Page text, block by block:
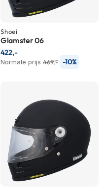
Shoei
Glamster 06
Normale prijs 469,- -10%
422,-